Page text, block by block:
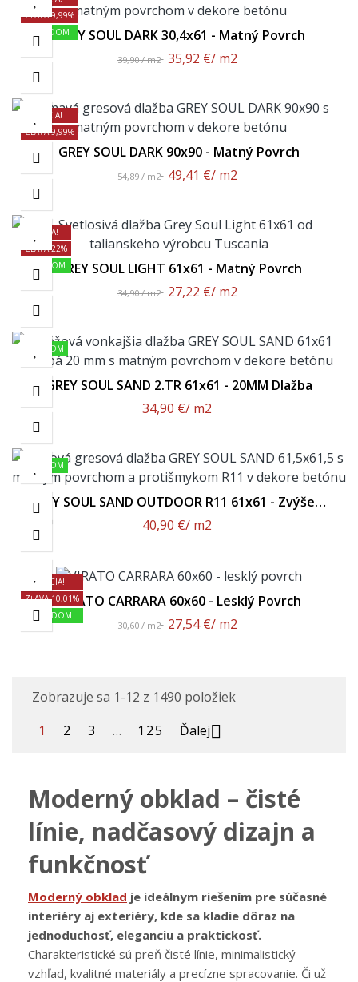
ZĽAVA 9,99%
SKLADOMGREY SOUL DARK 30,4x61 - Matný Povrch
39,90 / m2 35,92 €/ m2
AKCIA!
ZĽAVA 9,99%
GREY SOUL DARK 90x90 - Matný Povrch
54,89 / m2 49,41 €/ m2
AKCIA!
ZĽAVA 22%
SKLADOMGREY SOUL LIGHT 61x61 - Matný Povrch
34,90 / m2 27,22 €/ m2
SKLADOM
GREY SOUL SAND 2.TR 61x61 - 20MM Dlažba
34,90 €/ m2
SKLADOM
GREY SOUL SAND OUTDOOR R11 61x61 - Zvýšený
Protišmyk R11
40,90 €/ m2
AKCIA!
ZĽAVA 10,01%
SKLADOM
VIRATO CARRARA 60x60 - Lesklý Povrch
30,60 / m2 27,54 €/ m2
Zobrazuje sa 1-12 z 1490 položiek
1
2 3 … 125 Ďalej
Moderný obklad – čisté
línie, nadčasový dizajn a
funkčnosť
Moderný obklad je ideálnym riešením pre súčasné
interiéry aj exteriéry, kde sa kladie dôraz na
jednoduchosť, eleganciu a praktickosť.
Charakteristické sú preň čisté línie, minimalistický
vzhľad, kvalitné materiály a precízne spracovanie. Či už